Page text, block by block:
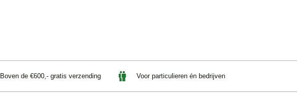
Boven de €600,- gratis verzending Voor particulieren én bedrijven